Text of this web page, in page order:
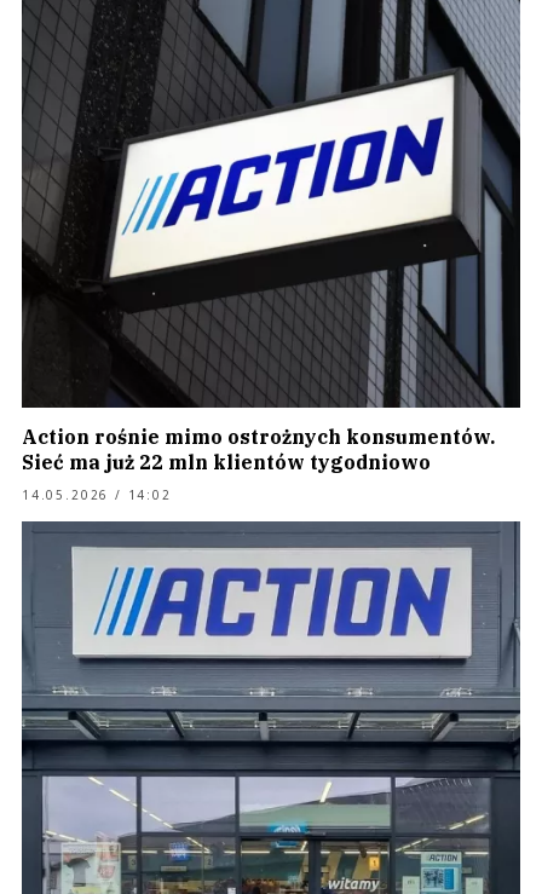
Action rośnie mimo ostrożnych konsumentów.
Sieć ma już 22 mln klientów tygodniowo
14.05.2026 / 14:02